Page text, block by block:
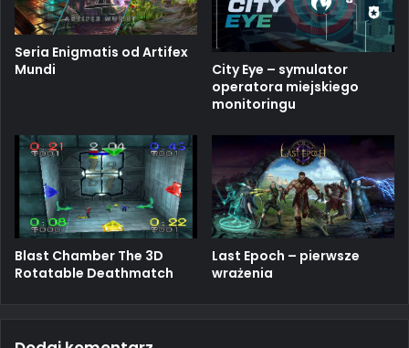
Seria Enigmatis od Artifex
Mundi
City Eye – symulator
operatora miejskiego
monitoringu
Blast Chamber The 3D
Rotatable Deathmatch
Last Epoch – pierwsze
wrażenia